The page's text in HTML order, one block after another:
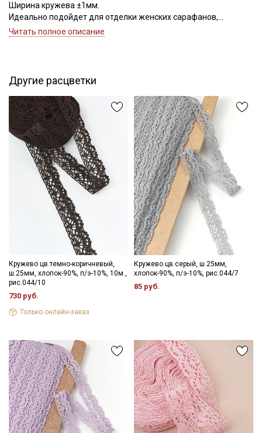
Ширина кружева ±1мм.
Идеально подойдет для отделки женских сарафанов,
платьев, юбок, рукавов.
Цветопередача может отличаться от оригинального цвета в
зависимости от настроек вашего монитора.
Читать полное описание
Другие расцветки
Кружево цв.темно-коричневый,
ш.25мм, хлопок-90%, п/э-10%, 10м.,
рис.044/10
730 руб.
Только онлайн-заказ
Кружево цв.серый, ш.25мм,
хлопок-90%, п/э-10%, рис.044/7
85 руб.